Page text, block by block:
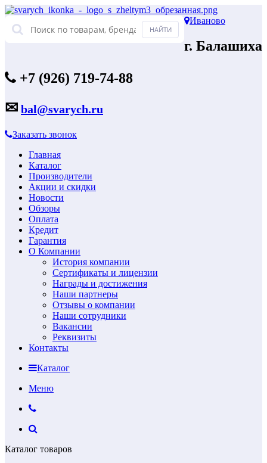
Иваново
г. Балашиха
+7 (926) 719-74-88
✉ bal@svarych.ru
Заказать звонок
Главная
Каталог
Производители
Акции и скидки
Новости
Обзоры
Оплата
Кредит
Гарантия
О Компании
История компании
Сертификаты и лицензии
Награды и достижения
Наши партнеры
Отзывы о компании
Наши сотрудники
Вакансии
Реквизиты
Контакты
Каталог
Меню
Каталог товаров